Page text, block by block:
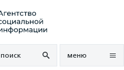
поиск меню